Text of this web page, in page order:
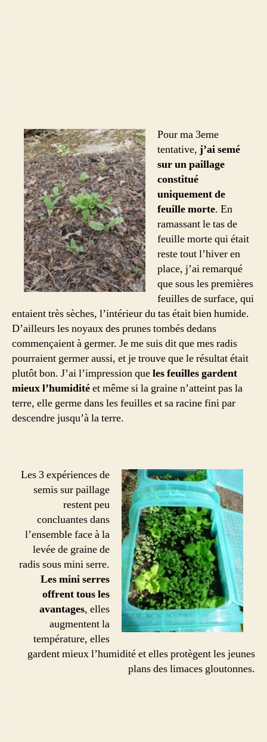
.
.
.
Pour ma 3eme
tentative, j’ai semé
sur un paillage
constitué
uniquement de
feuille morte. En
ramassant le tas de
feuille morte qui était
reste tout l’hiver en
place, j’ai remarqué
que sous les premières
feuilles de surface, qui
entaient très sèches, l’intérieur du tas était bien humide.
D’ailleurs les noyaux des prunes tombés dedans
commençaient à germer. Je me suis dit que mes radis
pourraient germer aussi, et je trouve que le résultat était
plutôt bon. J’ai l’impression queles feuilles gardent
mieux l’humiditéet même si la graine n’atteint pas la
terre, elle germe dans les feuilles et sa racine fini par
descendre jusqu’à la terre.
.
Les 3 expériences de
semis sur paillage
restent peu
concluantes dans
l’ensemble face à la
levée de graine de
radis sous mini serre.
Les mini serres
offrent tous les
avantages, elles
augmentent la
température, elles
gardent mieux l’humidité et elles protègent les jeunes
plans des limaces gloutonnes.
.
.